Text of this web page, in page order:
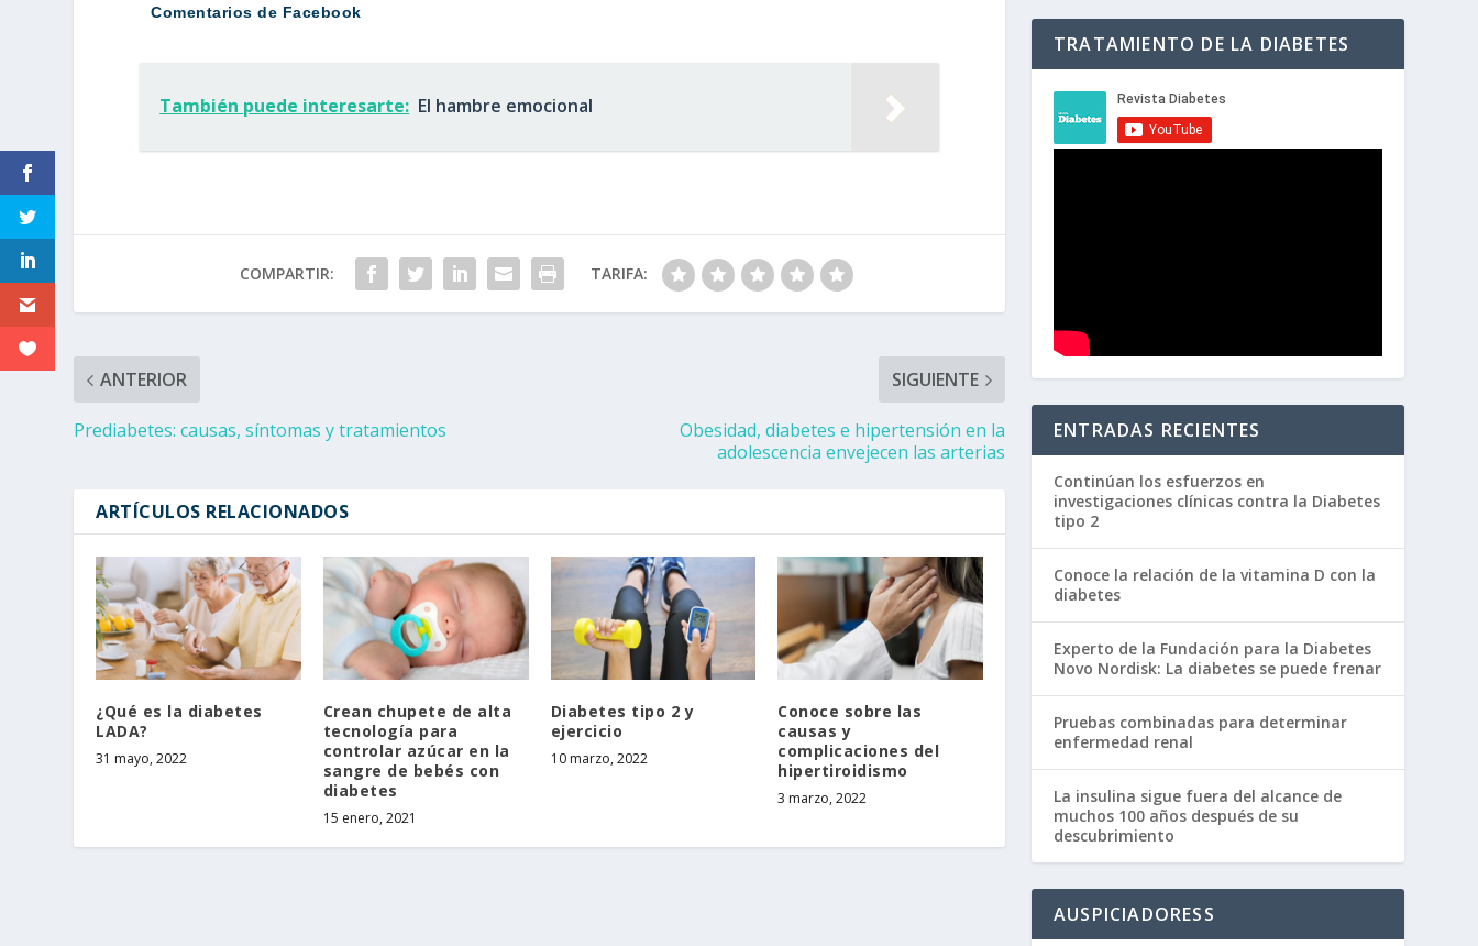
Comentarios de Facebook
También puede interesarte: El hambre emocional
COMPARTIR: TARIFA:
ANTERIOR
Prediabetes: causas, síntomas y tratamientos
SIGUIENTE
Obesidad, diabetes e hipertensión en la
adolescencia envejecen las arterias
ARTÍCULOS RELACIONADOS
¿Qué es la diabetes
LADA?
31 mayo, 2022
Crean chupete de alta
tecnología para
controlar azúcar en la
sangre de bebés con
diabetes
15 enero, 2021
Diabetes tipo 2 y
ejercicio
10 marzo, 2022
Conoce sobre las
causas y
complicaciones del
hipertiroidismo
3 marzo, 2022
TRATAMIENTO DE LA DIABETES
ENTRADAS RECIENTES
Continúan los esfuerzos en
investigaciones clínicas contra la Diabetes
tipo 2
Conoce la relación de la vitamina D con la
diabetes
Experto de la Fundación para la Diabetes
Novo Nordisk: La diabetes se puede frenar
Pruebas combinadas para determinar
enfermedad renal
La insulina sigue fuera del alcance de
muchos 100 años después de su
descubrimiento
AUSPICIADORESS